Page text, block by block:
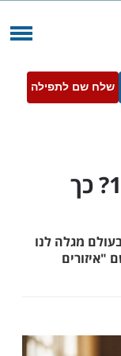
שם לתפילה
גיל 120? כך